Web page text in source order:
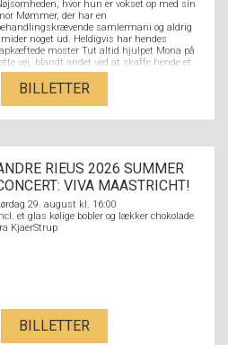
hvor hun er vokset op med sin
Mømmer, der har en
samlermani og aldrig
noget ud. Heldigvis har hendes
moster Tut altid hjulpet Mona på
vej, blandt andet ved at skaffe hende et
job i den lokale boghandel. Her møder hun den
litteraturstuderende Nikolaj fra den fine ende
af byen, og de forelsker sig hovedkulds. Men
der er langt fra Nikolajs kulturradikale
med hørfester og
og et par på hatten på den lokale
sejre på tværs af Strandvejen,
er forskellen mellem dem for stor?
BILLETTER
RIEUS 2026 SUMMER
VIVA MAASTRICHT!
29. august kl. 16:00
et glas kølige bobler og lækker chokolade
KjaerStrup
BILLETTER